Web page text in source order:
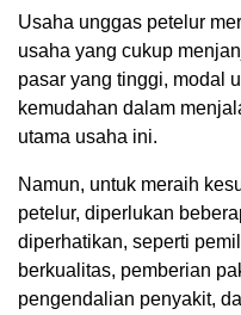
Usaha unggas petelur
usaha yang cukup
pasar yang tinggi, modal
kemudahan dalam
utama usaha ini.
Namun, untuk meraih
petelur, diperlukan
diperhatikan, seperti
berkualitas, pemberian
pengendalian penyakit,